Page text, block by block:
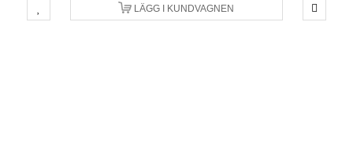
LÄGG I KUNDVAGNEN